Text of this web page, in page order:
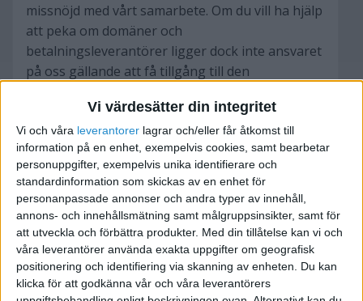
Vi värdesätter din integritet
Vi och våra leverantorer lagrar och/eller får åtkomst till
information på en enhet, exempelvis cookies, samt bearbetar
personuppgifter, exempelvis unika identifierare och
standardinformation som skickas av en enhet för
personanpassade annonser och andra typer av innehåll,
annons- och innehållsmätning samt målgruppsinsikter, samt för
att utveckla och förbättra produkter. Med din tillåtelse kan vi och
våra leverantörer använda exakta uppgifter om geografisk
positionering och identifiering via skanning av enheten. Du kan
klicka för att godkänna vår och våra leverantörers
missnöjd med vårt samarbete. Om du vill ha hjälp
att peka om domäner och
betalningsleverantörer ligger dock inte ansvaret
på oss gällande att få tillgång till den
webbhotell. Dels för att vi inte har tid att
återkomma till kunderna men också eftersom
dessa uppgifter ägs av dig.
Bifogat finns ett uppsägningsavtal som du kan
skriva på och skicka över underskrivet per fax
eller inskannat.
Vänligen,